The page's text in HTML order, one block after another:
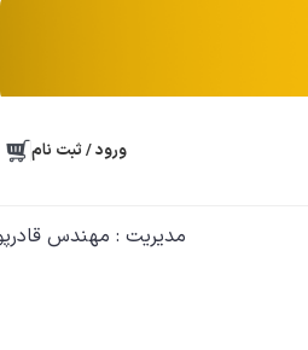
ورود / ثبت نام
مدیریت : مهندس